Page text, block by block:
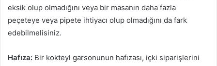
eksik olup olmadığını veya bir masanın daha fazla
peçeteye veya pipete ihtiyacı olup olmadığını da fark
edebilmelisiniz.
Hafıza: Bir kokteyl garsonunun hafızası, içki siparişlerini